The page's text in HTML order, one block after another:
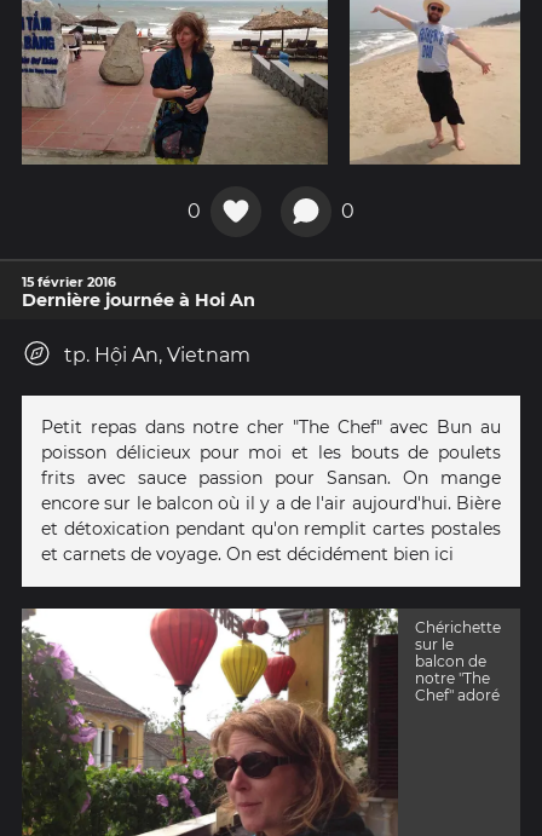
0 0
15 février 2016
Dernière journée à Hoi An
tp. Hội An, Vietnam
Petit repas dans notre cher "The Chef" avec Bun au
poisson délicieux pour moi et les bouts de poulets
frits avec sauce passion pour Sansan. On mange
encore sur le balcon où il y a de l'air aujourd'hui. Bière
et détoxication pendant qu'on remplit cartes postales
et carnets de voyage. On est décidément bien ici
Chérichette
sur le
balcon de
notre "The
Chef" adoré